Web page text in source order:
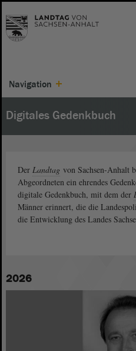
Navigation
Digitales Gedenkbuch
Der Landtag von Sachsen-Anhalt
Abgeordneten ein ehrendes
digitale Gedenkbuch, mit dem der
Männer erinnert, die die
die Entwicklung des Landes
2026